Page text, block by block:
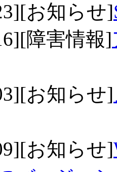
お知らせ]
障害情報]
お知らせ]
お知らせ]